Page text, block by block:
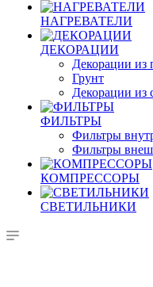
НАГРЕВАТЕЛИ
ДЕКОРАЦИИ
Декорации из
Грунт
Декорации из
ФИЛЬТРЫ
Фильтры
Фильтры
КОМПРЕССОРЫ
СВЕТИЛЬНИКИ